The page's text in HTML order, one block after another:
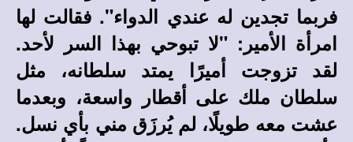
فربما تجدين له عندي الدواء". فقالت لها
امرأة الأمير: "لا تبوحي بهذا السر لأحد.
لقد تزوجت أميرًا يمتد سلطانه، مثل
سلطان ملك على أقطار واسعة، وبعدما
عشت معه طويلًا، لم يُرزَق مني بأي نسل.